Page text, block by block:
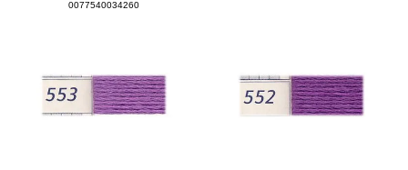
0077540034260